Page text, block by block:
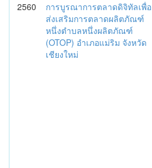
2560
การบูรณาการตลาดดิจิทัลเพื่อ
ส่งเสริมการตลาดผลิตภัณฑ์
หนึ่งตำบลหนึ่งผลิตภัณฑ์
(OTOP) อำเภอแม่ริม จังหวัด
เชียงใหม่